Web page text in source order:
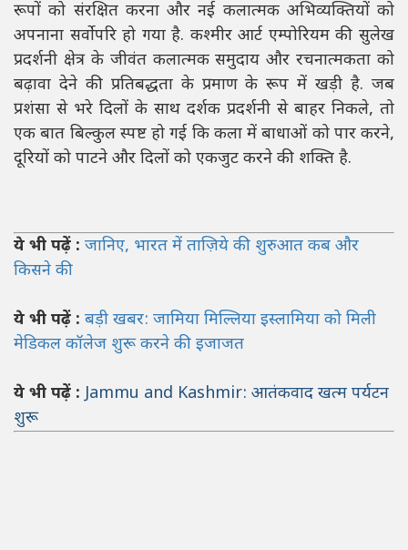
रूपों को संरक्षित करना और नई कलात्मक अभिव्यक्तियों को
अपनाना सर्वोपरि हो गया है. कश्मीर आर्ट एम्पोरियम की सुलेख
प्रदर्शनी क्षेत्र के जीवंत कलात्मक समुदाय और रचनात्मकता को
बढ़ावा देने की प्रतिबद्धता के प्रमाण के रूप में खड़ी है. जब
प्रशंसा से भरे दिलों के साथ दर्शक प्रदर्शनी से बाहर निकले, तो
एक बात बिल्कुल स्पष्ट हो गई कि कला में बाधाओं को पार करने,
दूरियों को पाटने और दिलों को एकजुट करने की शक्ति है.
ये भी पढ़ें : जानिए, भारत में ताज़िये की शुरुआत कब और
किसने की
ये भी पढ़ें : बड़ी खबर: जामिया मिल्लिया इस्लामिया को मिली
मेडिकल कॉलेज शुरू करने की इजाजत
ये भी पढ़ें : Jammu and Kashmir: आतंकवाद खत्म पर्यटन
शुरू